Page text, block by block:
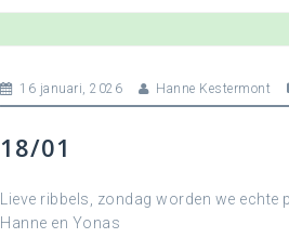
16 januari, 2026 Hanne Kestermont
18/01
Lieve ribbels, zondag worden we
Hanne en Yonas